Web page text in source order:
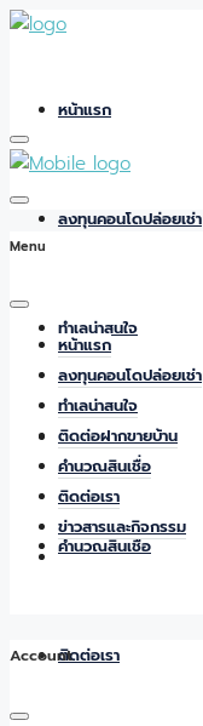
หน้าแรก
ลงทุนคอนโดปล่อยเช่า
ทำเลน่าสนใจ
ติดต่อฝากขายบ้าน
คำนวณสินเชื่อ
ติดต่อเรา
Menu
หน้าแรก
ลงทุนคอนโดปล่อยเช่า
ทำเลน่าสนใจ
ติดต่อฝากขายบ้าน
คำนวณสินเชื่อ
ติดต่อเรา
ข่าวสารและกิจกรรม
Account